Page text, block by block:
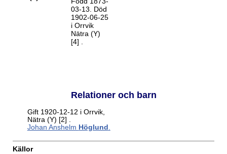
03-13. Död
1902-06-25
i Orrvik
Nätra (Y)
[4]
Relationer och barn
Gift 1920-12-12 i Orrvik,
Nätra (Y) [2] .
Johan Anshelm Höglund .
Källor